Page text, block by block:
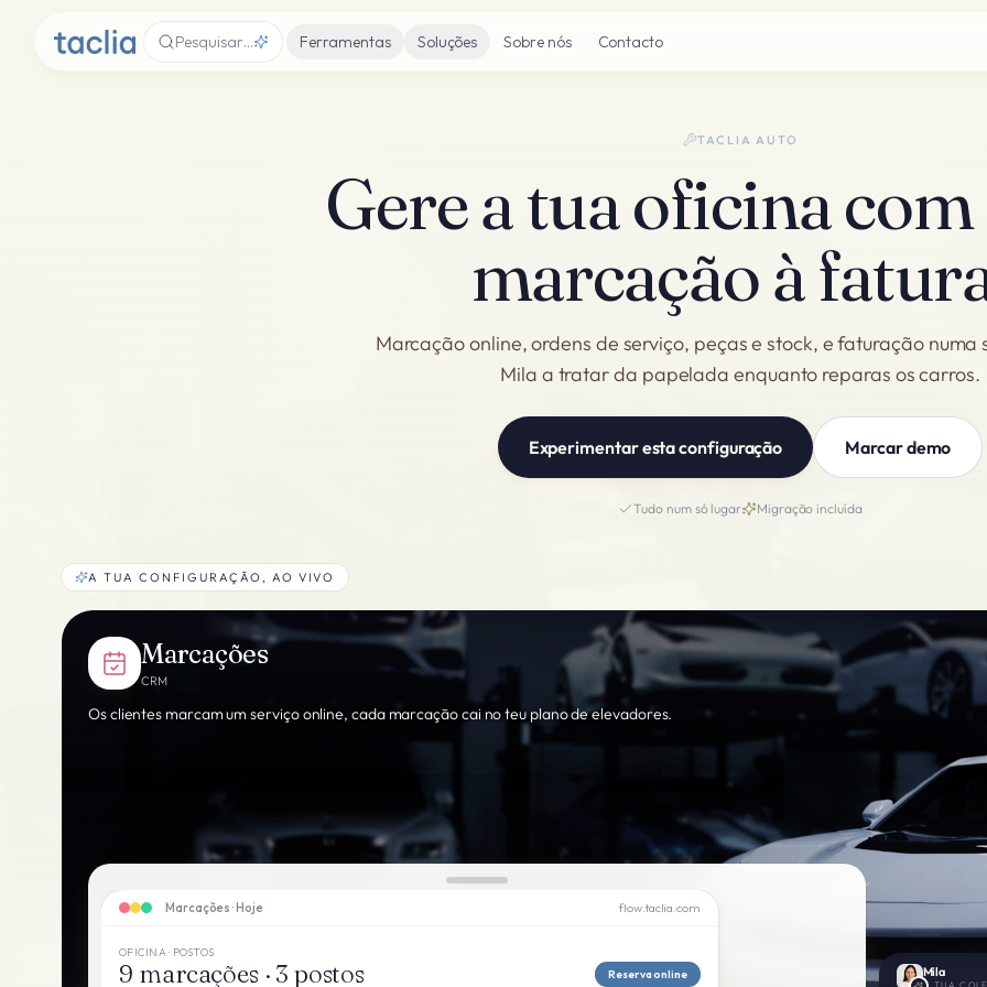
Pesquisar… Ferramentas Soluções Sobre nós Contacto
TACLIA AUTO
Gere a tua oficina
marcação à
Marcação online, ordens de serviço, peças e stock, e faturação numa
Mila a tratar da papelada enquanto reparas os carros.
Experimentar esta configuração Marcar demo
Tudo num só lugar Migração incluída
A TUA CONFIGURAÇÃO, AO VIVO
Marcações
CRM
Os clientes marcam um serviço online, cada marcação cai no teu plano de elevadores.
Marcações · Hoje flow.taclia.com
OFICINA · POSTOS
9 marcações · 3 postos Reserva online Mila
A TUA